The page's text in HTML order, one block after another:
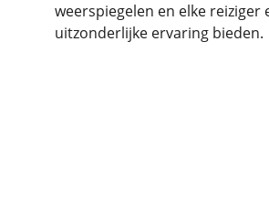
weerspiegelen en elke reiziger
uitzonderlijke ervaring bieden.